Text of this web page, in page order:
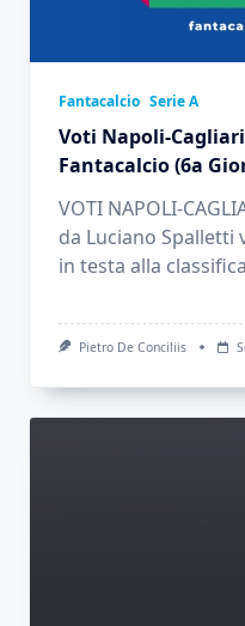
Fantacalcio Serie A
Voti Napoli-
Fantacalcio (6a
VOTI NAPOLI-
da Luciano
in testa alla
Pietro De Conciliis